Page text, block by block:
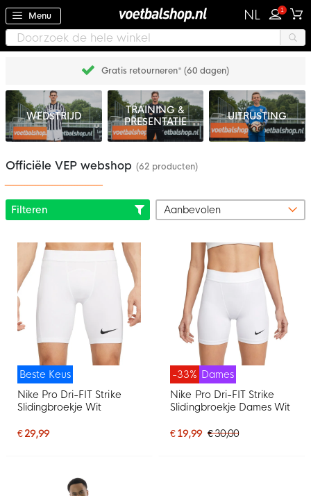
Menu NL 1
Gratis retourneren* (60 dagen)
WEDSTRIJD
TRAINING &
PRESENTATIE
UITRUSTING
Officiële VEP webshop (62 producten)
Filteren
Beste Keus
Nike Pro Dri-FIT Strike
Slidingbroekje Wit
€ 29,99
-33% Dames
Nike Pro Dri-FIT Strike
Slidingbroekje Dames Wit
€ 19,99 € 30,00